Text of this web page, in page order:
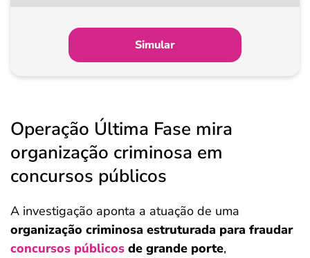
Simular
Operação Última Fase mira
organização criminosa em
concursos públicos
A investigação aponta a atuação de uma
organização criminosa estruturada para fraudar
concursos públicos de grande porte,